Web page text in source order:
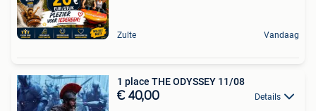
Zulte Vandaag
1 place THE ODYSSEY 11/08
€ 40,00 Details